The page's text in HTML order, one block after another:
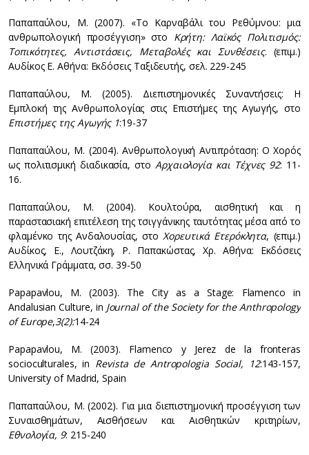
Παπαπαύλου, Μ. (2007). «Το Καρναβάλι του Ρεθύμνου: μια
ανθρωπολογική προσέγγιση» στο Κρήτη: Λαϊκός Πολιτισμός:
Τοπικότητες, Αντιστάσεις, Μεταβολές και Συνθέσεις. (επιμ.)
Αυδίκος Ε. Αθήνα: Εκδόσεις Ταξιδευτής, σελ. 229-245
Παπαπαύλου, Μ. (2005). Διεπιστημονικές Συναντήσεις: Η
Εμπλοκή της Ανθρωπολογίας στις Επιστήμες της Αγωγής, στο
Επιστήμες της Αγωγής 1:19-37
Παπαπαύλου, Μ. (2004). Ανθρωπολογική Αντιπρόταση: Ο Χορός
ως πολιτισμική διαδικασία, στο Αρχαιολογία και Τέχνες 92: 11-
16.
Παπαπαύλου, Μ. (2004). Κουλτούρα, αισθητική και η
παραστασιακή επιτέλεση της τσιγγάνικης ταυτότητας μέσα από το
φλαμένκο της Ανδαλουσίας, στοΧορευτικά Ετερόκλητα, (επιμ.)
Αυδίκος, Ε., Λουτζάκη, Ρ. Παπακώστας, Χρ. Αθήνα: Εκδόσεις
Ελληνικά Γράμματα, σσ. 39-50
Papapavlou, M. (2003). The City as a Stage: Flamenco in
Andalusian Culture, in Journal of the Society for the Anthropology
of Europe,3(2):14-24
Papapavlou, M. (2003). Flamenco y Jerez de la fronteras
socioculturales, in Revista de Antropologia Social, 12:143-157,
University of Madrid, Spain
Παπαπαύλου, Μ. (2002). Για μια διεπιστημονική προσέγγιση των
Συναισθημάτων, Αισθήσεων και Αισθητικών κριτηρίων,
Εθνολογία, 9: 215-240